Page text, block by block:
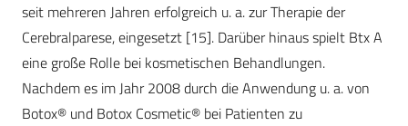
seit mehreren Jahren erfolgreich u. a. zur Therapie der
Cerebralparese, eingesetzt [15]. Darüber hinaus spielt Btx A
eine große Rolle bei kosmetischen Behandlungen.
Nachdem es im Jahr 2008 durch die Anwendung u. a. von
Botox® und Botox Cosmetic® bei Patienten zu